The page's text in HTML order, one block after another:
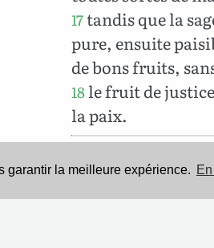
garantir la meilleure expérience.
17tandis que la
pure, ensuite
de bons fruits,
18le fruit de
la paix.